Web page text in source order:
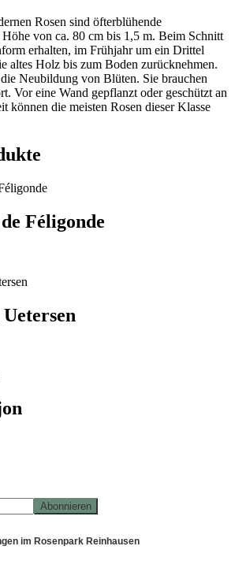
Rosen sind öfterblühende
Höhe von ca. 80 cm bis 1,5 m. Beim Schnitt
erhalten, im Frühjahr um ein Drittel
altes Holz bis zum Boden zurücknehmen.
Neubildung von Blüten. Sie brauchen
Vor eine Wand gepflanzt oder geschützt an
können die meisten Rosen dieser Klasse
Féligonde
im Rosenpark Reinhausen